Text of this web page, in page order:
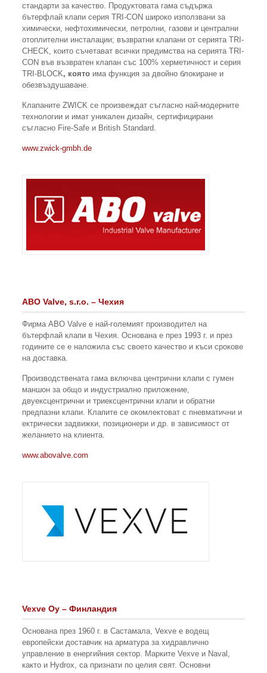
стандарти за качество. Продуктовата гама съдържа
бътерфлай клапи серия TRI-CON широко използвани за
химически, нефтохимически, петролни, газови и централни
отоплителни инсталации; възвратни клапани от серията TRI-
CHECK, които съчетават всички предимства на серията TRI-
CON във възвратен клапан със 100% херметичност и серия
TRI-BLOCK, коятоима функция за двойно блокиране и
обезвъздушаване.
Клапаните ZWICK се произвеждат съгласно най-модерните
технологии и имат уникален дизайн, сертифицирани
съгласно Fire-Safe и British Standard.
www.zwick-gmbh.de
ABO Valve, s.r.o. – Чехия
Фирма ABO Valve е най-големият производител на
бътерфлай клапи в Чехия. Основана е през 1993 г. и през
годините се e наложила със своето качество и къси срокове
на доставка.
Производствената гама включва центрични клапи с гумен
маншон за общо и индустриално приложение,
двуексцентрични и триексцентрични клапи и обратни
предпазни клапи. Клапите се окомлектоват с пневматични и
ектрически задвижки, позиционери и др. в зависимост от
желанието на клиента.
www.abovalve.com
Vexve Oy– Финландия
Основана през 1960 г. в Састамала, Vexve е водещ
европейски доставчик на арматура за хидравлично
управление в енергийния сектор. Марките Vexve и Naval,
както и Hydrox, са признати по целия свят. Основни